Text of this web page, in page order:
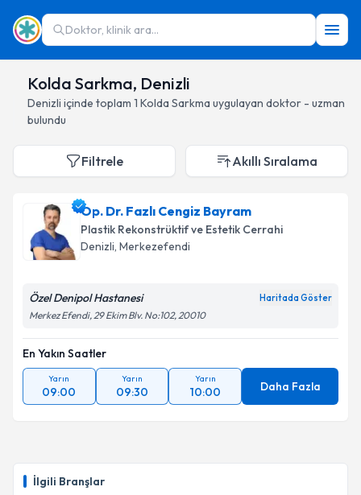
Doktor, klinik ara...
Kolda Sarkma, Denizli
Denizli içinde toplam 1 Kolda Sarkma uygulayan doktor - uzman
bulundu
İlgili Branşlar
Filtrele Akıllı Sıralama
Op. Dr. Fazlı Cengiz Bayram
Plastik Rekonstrüktif ve Estetik Cerrahi
Denizli, Merkezefendi
Özel Denipol Hastanesi Haritada Göster
Merkez Efendi, 29 Ekim Blv. No:102, 20010
En Yakın Saatler
Yarın
09:00
Yarın
09:30
Yarın
10:00 Daha Fazla